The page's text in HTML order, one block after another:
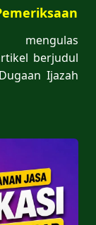
mengulas
berjudul
Ijazah